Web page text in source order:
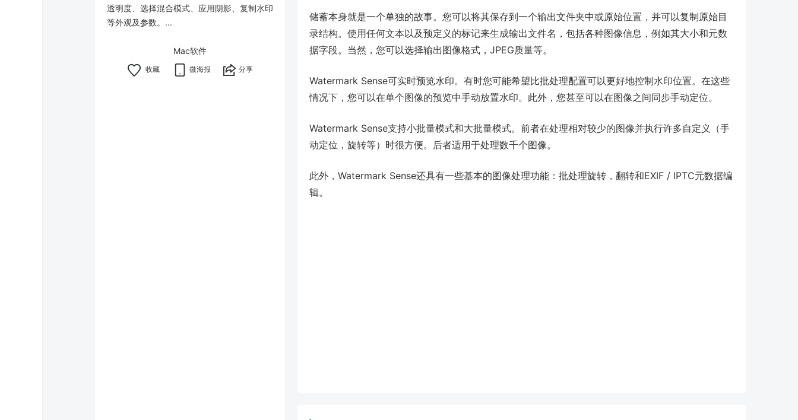
透明度、选择混合模式、应用阴影、复制水印
等外观及参数。...
Mac软件
微海报 分享
储蓄本身就是一个单独的故事。您可以将其保存到一个输出文件夹中或原始位置，并可以复制原始目
录结构。使用任何文本以及预定义的标记来生成输出文件名，包括各种图像信息，例如其大小和元数
据字段。当然，您可以选择输出图像格式，JPEG质量等。
Watermark Sense可实时预览水印。有时您可能希望比批处理配置可以更好地控制水印位置。在这些
情况下，您可以在单个图像的预览中手动放置水印。此外，您甚至可以在图像之间同步手动定位。
Watermark Sense支持小批量模式和大批量模式。前者在处理相对较少的图像并执行许多自定义（手
动定位，旋转等）时很方便。后者适用于处理数千个图像。
此外，Watermark Sense还具有一些基本的图像处理功能：批处理旋转，翻转和EXIF / IPTC元数据编
辑。